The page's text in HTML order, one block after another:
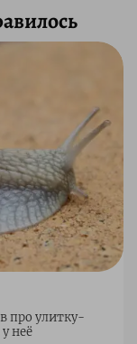
про улитку-
неё